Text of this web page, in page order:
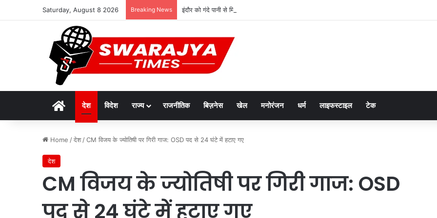
Saturday, August 8 2026 Breaking News इंदौर को गंदे पानी से मिलेगी राहत, ₹1214 करोड़ की सीवरेज परियोजना को मिली रफ्तार
Homeदेश विदेश राज्य राजनीतिक बिज़नेस खेल मनोरंजन धर्म लाइफस्टाइल टेक
Home /देश /CM विजय के ज्योतिषी पर गिरी गाज: OSD पद से 24 घंटे में हटाए गए
देश
CM विजय के ज्योतिषी पर गिरी गाज: OSD
पद से 24 घंटे में हटाए गए